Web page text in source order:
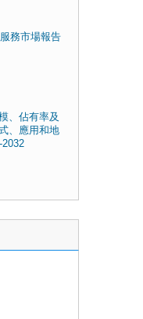
務市場報告
、佔有率及
、應用和地
2032